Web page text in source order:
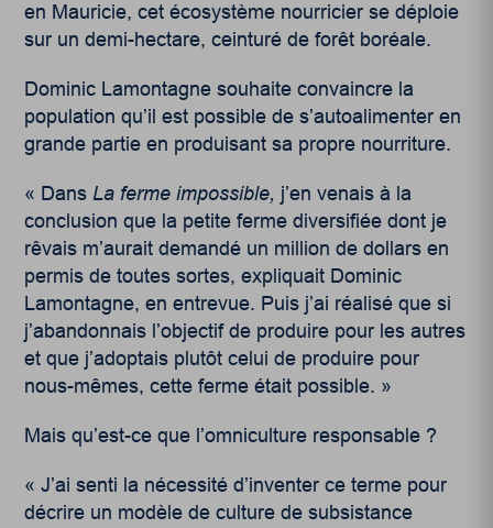
en Mauricie, cet écosystème nourricier se déploie
sur un demi-hectare, ceinturé de forêt boréale.
Dominic Lamontagne souhaite convaincre la
population qu’il est possible de s’autoalimenter en
grande partie en produisant sa propre nourriture.
« DansLa ferme impossible, j’en venais à la
conclusion que la petite ferme diversifiée dont je
rêvais m’aurait demandé un million de dollars en
permis de toutes sortes, expliquait Dominic
Lamontagne, en entrevue. Puis j’ai réalisé que si
j’abandonnais l’objectif de produire pour les autres
et que j’adoptais plutôt celui de produire pour
nous-mêmes, cette ferme était possible. »
Mais qu’est-ce que l’omniculture responsable ?
« J’ai senti la nécessité d’inventer ce terme pour
décrire un modèle de culture de subsistance